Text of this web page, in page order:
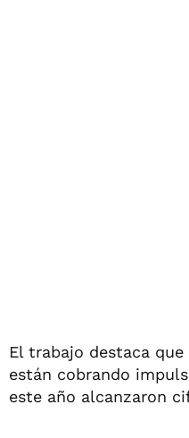
El trabajo destaca
están cobrando
este año alcanzaron